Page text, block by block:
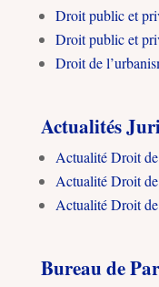
Droit public et
Droit public et
Droit de
Actualités
Actualité Droit
Actualité Droit
Actualité Droit
Bureau de